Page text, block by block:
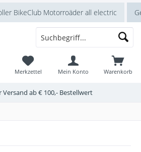
BikeClub Motorroäder all electric
Versand ab € 100,- Bestellwert
Warenkorb
Merkzettel Mein Konto